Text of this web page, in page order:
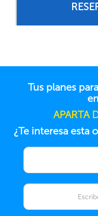
Tus planes
APARTA
¿Te interesa esta